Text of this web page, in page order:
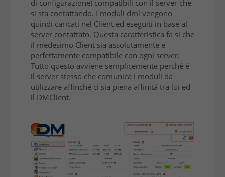
di conﬁgurazione) compatibili con il server che
si sta contattando. I moduli dml vengono
quindi caricati nel Client ed eseguiti in base al
server contattato. Questa caratteristica fa si che
il medesimo Client sia assolutamente e
perfettamente compatibile con ogni server.
Tutto questo avviene semplicemente perché é
il server stesso che comunica i moduli da
utilizzare afﬁnché ci sia piena afﬁnitá tra lui ed
il DMClient.